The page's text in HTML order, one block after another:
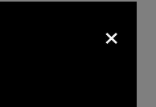
FOR LIVE NATION)
No
×